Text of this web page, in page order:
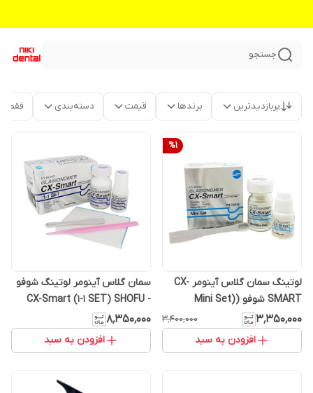
جستجو
پربازدیدترین برندها قیمت دسته‌بندی فقط
%1
لوتینگ سمان گلاس آینومر CX-
SMART شوفو (Mini Set)
SHOFU
۳٬۳۵۰٬۰۰۰ ۳٬۴۰۰٬۰۰۰
افزودن به سبد
سمان گلاس آینومر لوتینگ شوفو
- CX-Smart (1-1 SET) SHOFU
۸٬۳۵۰٬۰۰۰
افزودن به سبد